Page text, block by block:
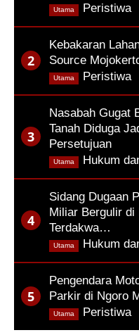
Peristiwa
Utama
Kebakaran
Source
Peristiwa
Utama
Nasabah Gugat
Tanah Diduga
Persetujuan
Hukum
Utama
Sidang Dugaan
Miliar Bergulir di
Terdakwa…
Hukum
Utama
Pengendara
Parkir di Ngoro
Peristiwa
Utama